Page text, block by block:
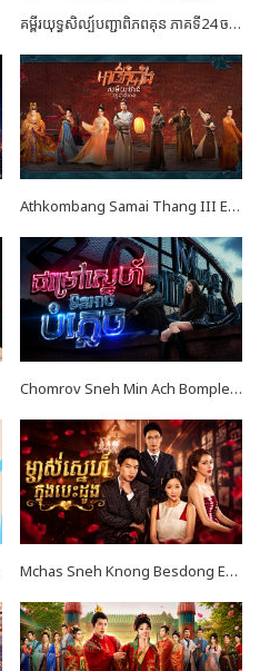
គម្ពីរយុទ្ធសិល្ប៍បញ្ជាពិភពគុន ភាគទី24 ចប់ដោយបរិបូណ៍
Athkombang Samai Thang III EP17
Chomrov Sneh Min Ach Bomplech END24
Mchas Sneh Knong Besdong EP36